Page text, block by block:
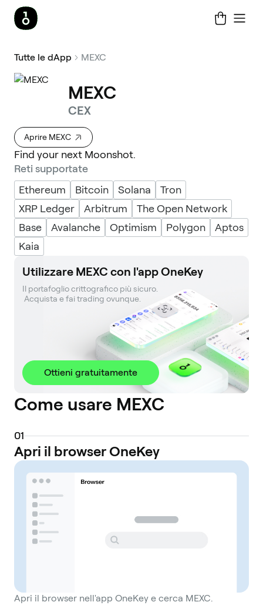
Tutte le dApp MEXC
MEXC
CEX
Aprire MEXC
Find your next Moonshot.
Reti supportate
Ethereum
Bitcoin Solana
Tron
XRP Ledger
Arbitrum
The Open Network
Base
Avalanche Optimism Polygon
Aptos
Kaia
Utilizzare MEXC con l'app OneKey
Il portafoglio crittografico più sicuro.
Acquista e fai trading ovunque.
Ottieni gratuitamente
Come usare MEXC
01
Apri il browser OneKey
Apri il browser nell'app OneKey e cerca MEXC.